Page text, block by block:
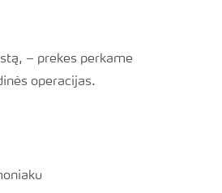
– prekes perkame
operacijas.